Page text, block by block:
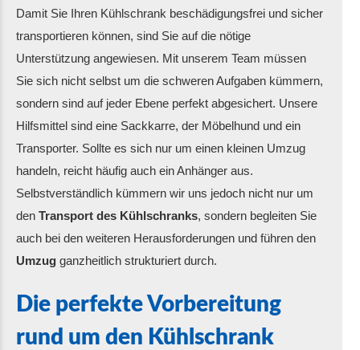
Damit Sie Ihren Kühlschrank beschädigungsfrei und sicher
transportieren können, sind Sie auf die nötige
Unterstützung angewiesen. Mit unserem Team müssen
Sie sich nicht selbst um die schweren Aufgaben kümmern,
sondern sind auf jeder Ebene perfekt abgesichert. Unsere
Hilfsmittel sind eine Sackkarre, der Möbelhund und ein
Transporter. Sollte es sich nur um einen kleinen Umzug
handeln, reicht häufig auch ein Anhänger aus.
Selbstverständlich kümmern wir uns jedoch nicht nur um
den Transport des Kühlschranks, sondern begleiten Sie
auch bei den weiteren Herausforderungen und führen den
Umzug ganzheitlich strukturiert durch.
Die perfekte Vorbereitung
rund um den Kühlschrank